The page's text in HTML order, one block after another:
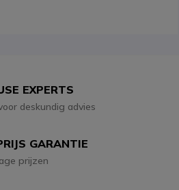
EXPERTS
deskundig advies
GARANTIE
prijzen